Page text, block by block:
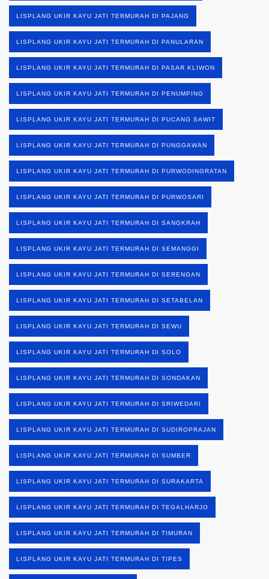
LISPLANG UKIR KAYU JATI TERMURAH DI PAJANG
LISPLANG UKIR KAYU JATI TERMURAH DI PANULARAN
LISPLANG UKIR KAYU JATI TERMURAH DI PASAR KLIWON
LISPLANG UKIR KAYU JATI TERMURAH DI PENUMPING
LISPLANG UKIR KAYU JATI TERMURAH DI PUCANG SAWIT
LISPLANG UKIR KAYU JATI TERMURAH DI PUNGGAWAN
LISPLANG UKIR KAYU JATI TERMURAH DI PURWODINGRATAN
LISPLANG UKIR KAYU JATI TERMURAH DI PURWOSARI
LISPLANG UKIR KAYU JATI TERMURAH DI SANGKRAH
LISPLANG UKIR KAYU JATI TERMURAH DI SEMANGGI
LISPLANG UKIR KAYU JATI TERMURAH DI SERENGAN
LISPLANG UKIR KAYU JATI TERMURAH DI SETABELAN
LISPLANG UKIR KAYU JATI TERMURAH DI SEWU
LISPLANG UKIR KAYU JATI TERMURAH DI SOLO
LISPLANG UKIR KAYU JATI TERMURAH DI SONDAKAN
LISPLANG UKIR KAYU JATI TERMURAH DI SRIWEDARI
LISPLANG UKIR KAYU JATI TERMURAH DI SUDIROPRAJAN
LISPLANG UKIR KAYU JATI TERMURAH DI SUMBER
LISPLANG UKIR KAYU JATI TERMURAH DI SURAKARTA
LISPLANG UKIR KAYU JATI TERMURAH DI TEGALHARJO
LISPLANG UKIR KAYU JATI TERMURAH DI TIMURAN
LISPLANG UKIR KAYU JATI TERMURAH DI TIPES